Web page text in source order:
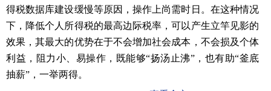
得税数据库建设缓慢等原因，操作上尚需时日。在这种情况
下，降低个人所得税的最高边际税率，可以产生立竿见影的
效果，其最大的优势在于不会增加社会成本，不会损及个体
利益，阻力小、易操作，既能够“扬汤止沸”，也有助“釜底
抽薪”，一举两得。